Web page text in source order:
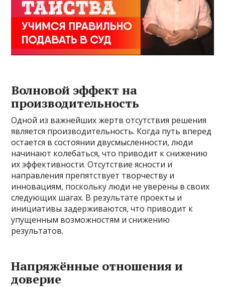
Волновой эффект на
производительность
Одной из важнейших жертв отсутствия решения
является производительность. Когда путь вперед
остается в состоянии двусмысленности, люди
начинают колебаться, что приводит к снижению
их эффективности. Отсутствие ясности и
направления препятствует творчеству и
инновациям, поскольку люди не уверены в своих
следующих шагах. В результате проекты и
инициативы задерживаются, что приводит к
упущенным возможностям и снижению
результатов.
Напряжённые отношения и
доверие